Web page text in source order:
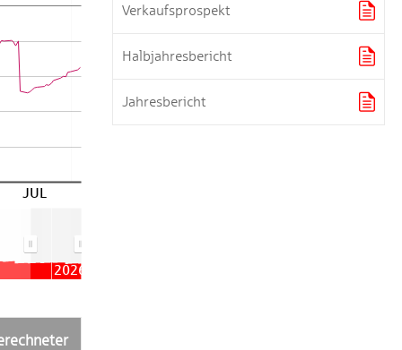
JUL
2026
Verkaufsprospekt 
Halbjahresbericht 
Jahresbericht 